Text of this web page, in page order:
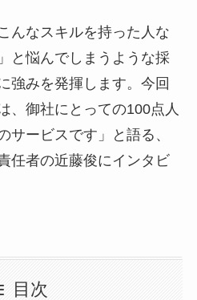
んなスキルを持った人な
悩んでしまうような採
強みを発揮します。今回
、御社にとっての100点人
サービスです」と語る、
任者の近藤俊にインタビ
目次